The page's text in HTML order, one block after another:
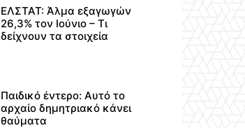
ΕΛΣΤΑΤ: Άλμα εξαγωγών
26,3% τον Ιούνιο – Τι
δείχνουν τα στοιχεία
Παιδικό έντερο: Αυτό το
αρχαίο δημητριακό κάνει
θαύματα